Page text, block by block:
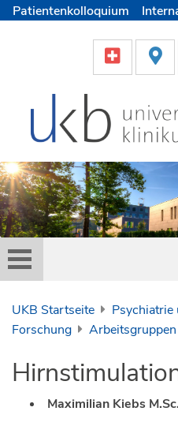
Patientenkolloquium
Helfen & Spenden
Medien
UKB Startseite
Psychiatrie
Forschung
Arbeitsgruppen
Maximilian Kiebs